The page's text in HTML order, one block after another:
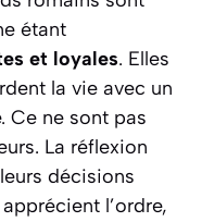
étant
et loyales. Elles
la vie avec un
Ce ne sont pas
La réflexion
décisions
l’ordre,